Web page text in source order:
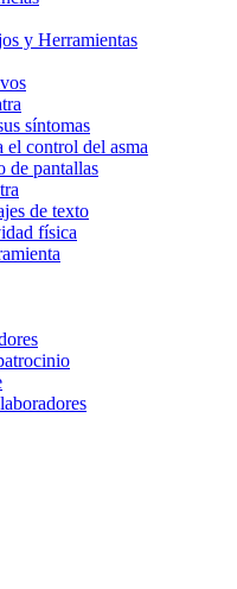
y Herramientas
síntomas
el control del asma
de pantallas
de texto
física